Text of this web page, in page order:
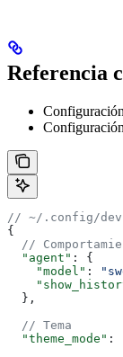
Referencia
// ~/.config/
{
//
  "agent"
: {
    "model"
:
  },
  // Tema
  "theme_mode"
: